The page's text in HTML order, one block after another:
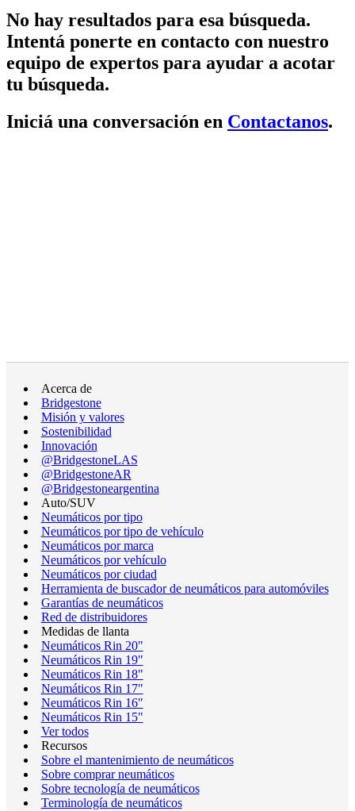
No hay resultados para esa búsqueda.
Intentá ponerte en contacto con nuestro
equipo de expertos para ayudar a acotar
tu búsqueda.
Iniciá una conversación en Contactanos.
Acerca de
Bridgestone
Misión y valores
Sostenibilidad
Innovación
@BridgestoneLAS
@BridgestoneAR
@Bridgestoneargentina
Auto/SUV
Neumáticos por tipo
Neumáticos por tipo de vehículo
Neumáticos por marca
Neumáticos por vehículo
Neumáticos por ciudad
Herramienta de buscador de neumáticos para automóviles
Garantías de neumáticos
Red de distribuidores
Medidas de llanta
Neumáticos Rin 20"
Neumáticos Rin 19"
Neumáticos Rin 18"
Neumáticos Rin 17"
Neumáticos Rin 16"
Neumáticos Rin 15"
Ver todos
Recursos
Sobre el mantenimiento de neumáticos
Sobre comprar neumáticos
Sobre tecnología de neumáticos
Terminología de neumáticos